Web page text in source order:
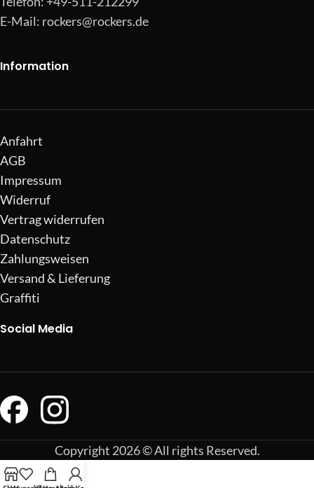
E-Mail: rockers@rockers.de
Information
Anfahrt
AGB
Impressum
Widerruf
Vertrag widerrufen
Datenschutz
Zahlungsweisen
Versand & Lieferung
Graffiti
Social Media
Copyright 2026 © All rights Reserved.